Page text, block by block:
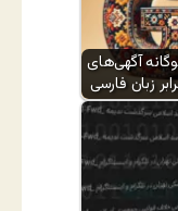
آگهی‌های
زبان فارسی